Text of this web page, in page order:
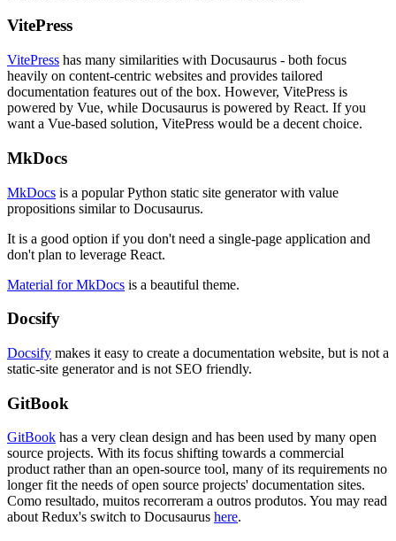
VitePress
VitePress has many similarities with Docusaurus - both focus
heavily on content-centric websites and provides tailored
documentation features out of the box. However, VitePress is
powered by Vue, while Docusaurus is powered by React. If you
want a Vue-based solution, VitePress would be a decent choice.
MkDocs
MkDocs is a popular Python static site generator with value
propositions similar to Docusaurus.
It is a good option if you don't need a single-page application and
don't plan to leverage React.
Material for MkDocs is a beautiful theme.
Docsify
Docsify makes it easy to create a documentation website, but is not a
static-site generator and is not SEO friendly.
GitBook
GitBook has a very clean design and has been used by many open
source projects. With its focus shifting towards a commercial
product rather than an open-source tool, many of its requirements no
longer fit the needs of open source projects' documentation sites.
Como resultado, muitos recorreram a outros produtos. You may read
about Redux's switch to Docusaurus here.